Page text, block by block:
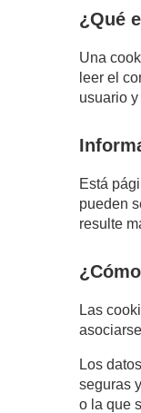
¿Qué
Una
leer el
usuario
Está
pueden
resulte
Las
Los
seguras
o la que